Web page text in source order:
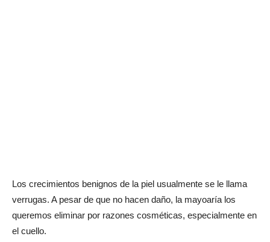
Los crecimientos benignos de la piel usualmente se le llama
verrugas. A pesar de que no hacen daño, la mayoaría los
queremos eliminar por razones cosméticas, especialmente en
el cuello.